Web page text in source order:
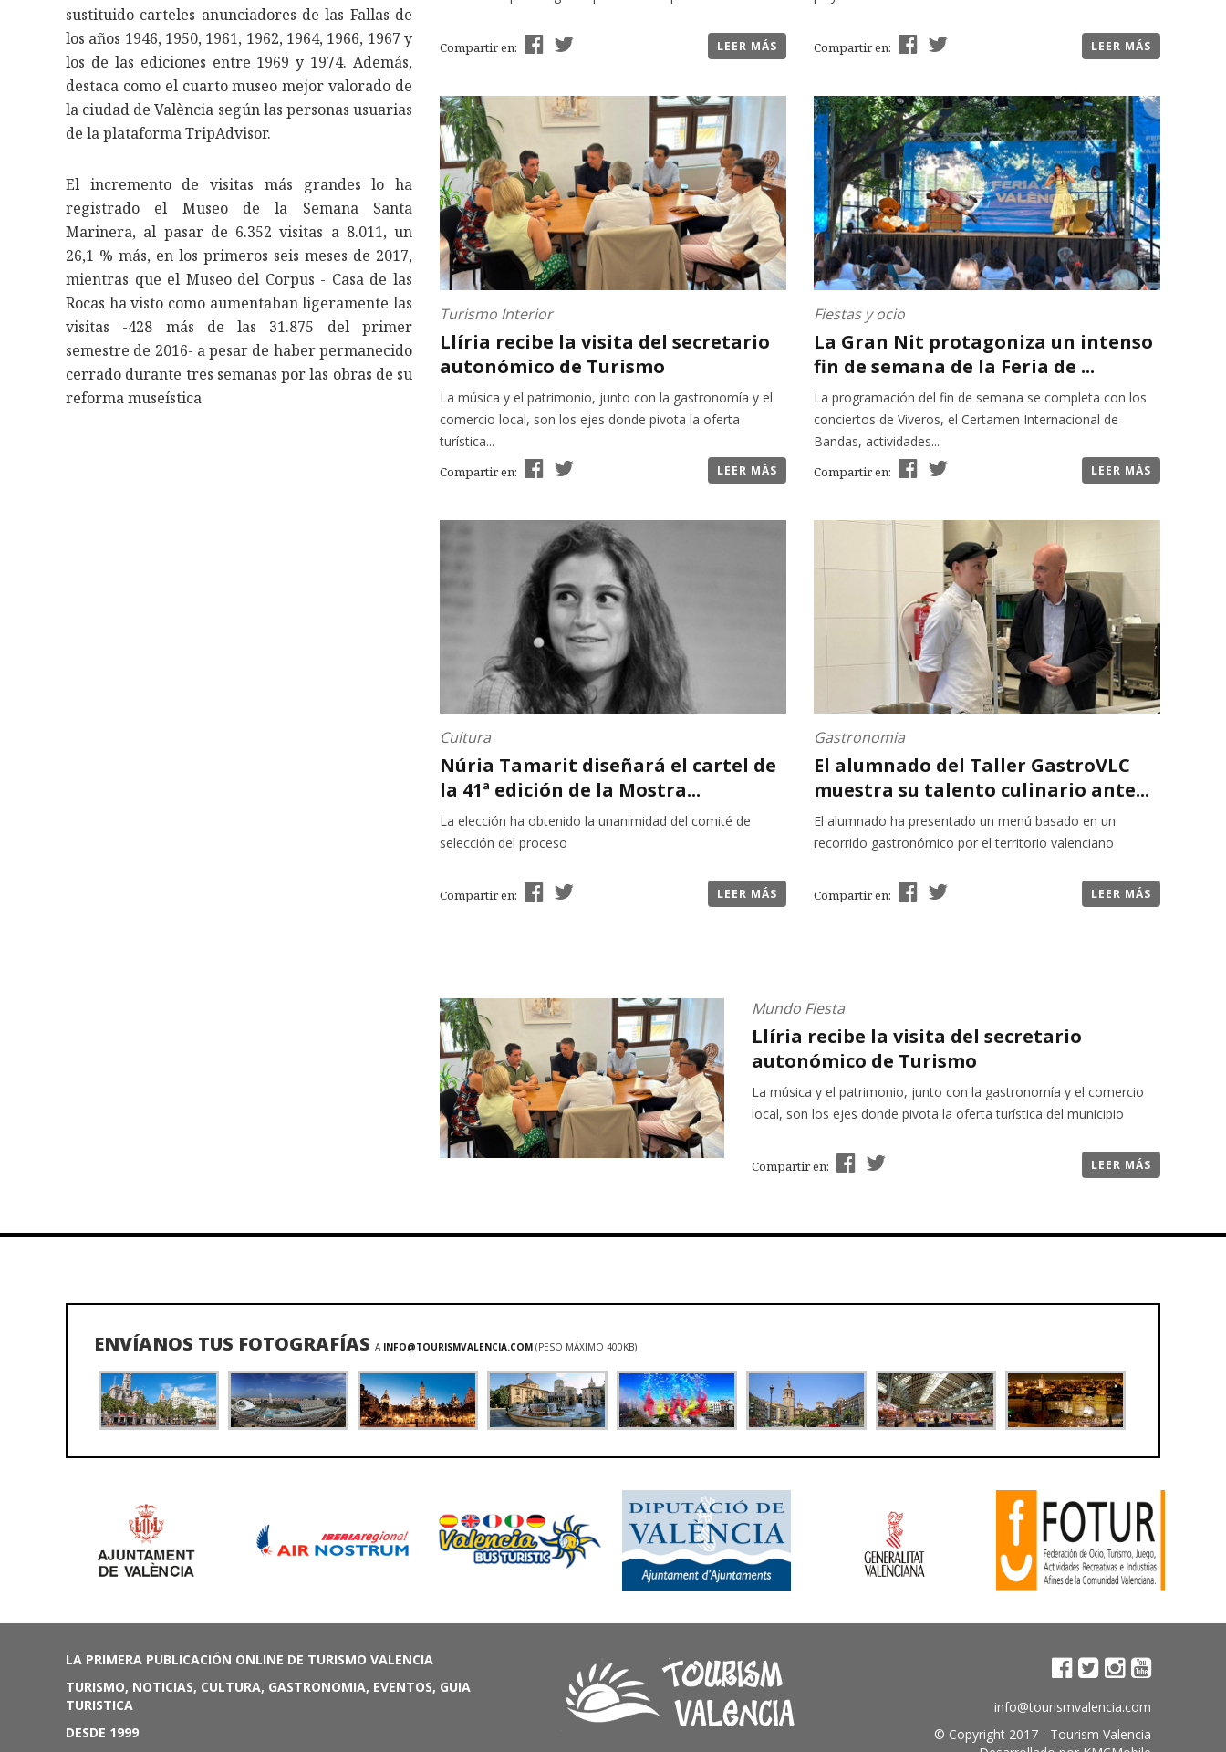
sustituido carteles anunciadores de las Fallas de
los años 1946, 1950, 1961, 1962, 1964, 1966, 1967 y
los de las ediciones entre 1969 y 1974. Además,
destaca como el cuarto museo mejor valorado de
la ciudad de València según las personas usuarias
de la plataforma TripAdvisor.
El incremento de visitas más grandes lo ha
registrado el Museo de la Semana Santa
Marinera, al pasar de 6.352 visitas a 8.011, un
26,1 % más, en los primeros seis meses de 2017,
mientras que el Museo del Corpus - Casa de las
Rocas ha visto como aumentaban ligeramente las
visitas -428 más de las 31.875 del primer
semestre de 2016- a pesar de haber permanecido
cerrado durante tres semanas por las obras de su
reforma museística
Compartir en: LEER MÁS Compartir en: LEER MÁS
Turismo Interior
Llíria recibe la visita del secretario
autonómico de Turismo
La música y el patrimonio, junto con la gastronomía y el
comercio local, son los ejes donde pivota la oferta
turística...
Compartir en: LEER MÁS
Fiestas y ocio
La Gran Nit protagoniza un intenso
fin de semana de la Feria de ...
La programación del fin de semana se completa con los
conciertos de Viveros, el Certamen Internacional de
Bandas, actividades...
Compartir en: LEER MÁS
Cultura
Núria Tamarit diseñará el cartel de
la 41ª edición de la Mostra...
La elección ha obtenido la unanimidad del comité de
selección del proceso
Compartir en: LEER MÁS
Gastronomia
El alumnado del Taller GastroVLC
muestra su talento culinario ante...
El alumnado ha presentado un menú basado en un
recorrido gastronómico por el territorio valenciano
Compartir en: LEER MÁS
Mundo Fiesta
Llíria recibe la visita del secretario
autonómico de Turismo
La música y el patrimonio, junto con la gastronomía y el comercio
local, son los ejes donde pivota la oferta turística del municipio
Compartir en: LEER MÁS
ENVÍANOS TUS FOTOGRAFÍAS A INFO@TOURISMVALENCIA.COM (PESO MÁXIMO 400KB)
LA PRIMERA PUBLICACIÓN ONLINE DE TURISMO VALENCIA
TURISMO, NOTICIAS, CULTURA, GASTRONOMIA, EVENTOS, GUIA
TURISTICA
DESDE 1999
info@tourismvalencia.com
© Copyright 2017 - Tourism Valencia